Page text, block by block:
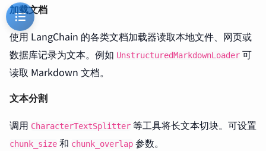
加载文档
使用 LangChain 的各类文档加载器读取本地文件、网页或
数据库记录为文本。例如 UnstructuredMarkdownLoader 可
读取 Markdown 文档。
文本分割
调用 CharacterTextSplitter 等工具将长文本切块。可设置
chunk_size 和 chunk_overlap 参数。